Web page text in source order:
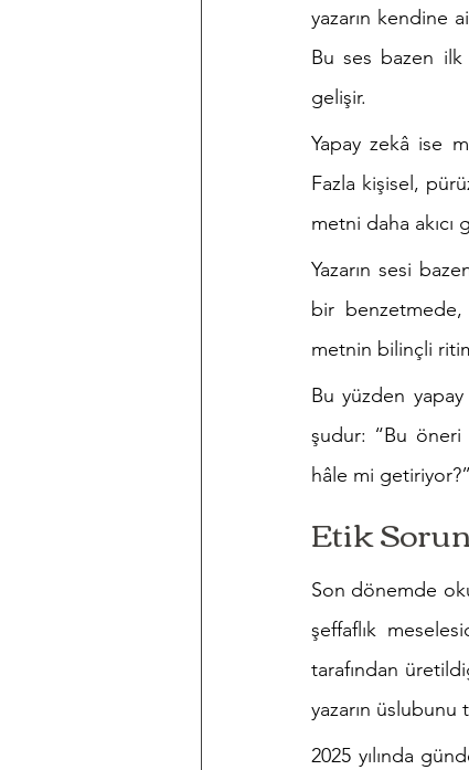
yazarın kendine
Bu ses bazen
gelişir.
Yapay zekâ ise
Fazla kişisel,
metni daha akıcı
Yazarın sesi
bir
metnin bilinçli
Bu yüzden yapay
şudur: “Bu öneri
hâle mi getiriyor?”
Etik
Son dönemde
şeffaflık
tarafından
yazarın
2025 yılında